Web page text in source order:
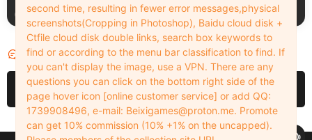
3天前 4天前
评论 0
请先登录
second time, resulting in fewer error messages,physical
screenshots(Cropping in Photoshop), Baidu cloud disk +
Ctfile cloud disk double links, search box keywords to
find or according to the menu bar classification to find. If
you can't display the image, use a VPN. There are any
questions you can click on the bottom right side of the
page hover icon [online customer service] or add QQ:
1739908496, e-mail: Beixigames@proton.me. Promote
can get 10% commission (10% +1% on the uncapped).